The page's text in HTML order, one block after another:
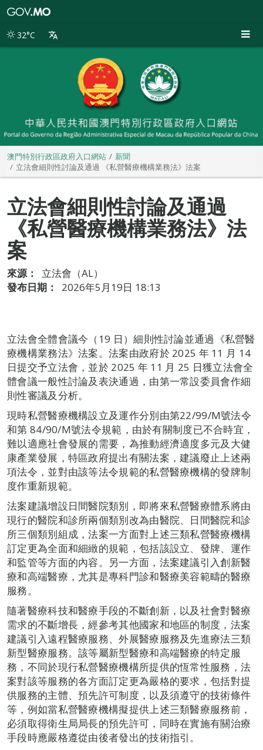
別
32°C
澳門特別行政區政府入口網站
新聞
立法會細則性討論及通過 《私營醫療機構業務法》法案
立法會細則性討論及通過
《私營醫療機構業務法》法
案
來源：
立法會（AL）
發布日期：
2026年5月19日 18:13
立法會全體會議今（19 日）細則性討論並通過《私營醫
療機構業務法》法案。法案由政府於 2025 年 11 月 14
日提交予立法會，並於 2025 年 11 月 25 日獲立法會全
體會議一般性討論及表決通過，由第一常設委員會作細
則性審議及分析。
現時私營醫療機構設立及運作分別由第22/99/M號法令
和第 84/90/M號法令規範，由於有關制度已不合時宜，
難以適應社會發展的需要，為推動經濟適度多元及大健
康產業發展，特區政府提出有關法案，建議廢止上述兩
項法令，並對由該等法令規範的私營醫療機構的發牌制
度作重新規範。
法案建議增設日間醫院類別，即將來私營醫療體系將由
現行的醫院和診所兩個類別改為由醫院、日間醫院和診
所三個類別組成，法案一方面對上述三類私營醫療機構
訂定更為全面和細緻的規範，包括該設立、發牌、運作
和監管等方面的內容。另一方面，法案建議引入創新醫
療和高端醫療，尤其是專科門診和醫療美容範疇的醫療
服務。
隨著醫療科技和醫療手段的不斷創新，以及社會對醫療
需求的不斷增長，經參考其他國家和地區的制度，法案
建議引入遠程醫療服務、外展醫療服務及先進療法三類
新型醫療服務。該等屬新型醫療和高端醫療的特定服
務，不同於現行私營醫療機構所提供的恆常性服務，法
案對該等服務的各方面訂定更為嚴格的要求，包括對提
供服務的主體、預先許可制度，以及須遵守的技術條件
等，例如當私營醫療機構擬提供上述三類醫療服務前，
必須取得衛生局局長的預先許可，同時在實施有關治療
手段時應嚴格遵從由後者發出的技術指引。